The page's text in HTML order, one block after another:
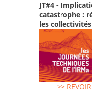
JT#4 -
catastrophe :
les collectivités
>>